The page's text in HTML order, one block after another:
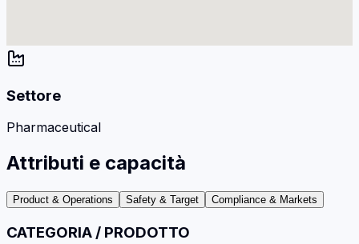
Settore
Pharmaceutical
Attributi e capacità
Product & Operations Safety & Target Compliance & Markets
CATEGORIA / PRODOTTO